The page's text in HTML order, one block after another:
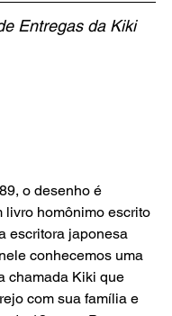
Entregas da Kiki
o desenho é
livro homônimo escrito
escritora japonesa
conhecemos uma
chamada Kiki que
com sua família e